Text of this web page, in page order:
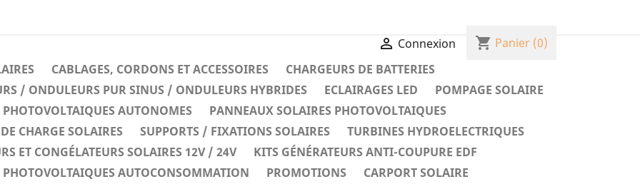
 Connexion shopping_cart Panier (0)
CABLAGES, CORDONS ET ACCESSOIRES
CHARGEURS DE BATTERIES
/ ONDULEURS PUR SINUS / ONDULEURS HYBRIDES
ECLAIRAGES LED
POMPAGE SOLAIRE
PHOTOVOLTAIQUES AUTONOMES
PANNEAUX SOLAIRES PHOTOVOLTAIQUES
CHARGE SOLAIRES
SUPPORTS / FIXATIONS SOLAIRES
TURBINES HYDROELECTRIQUES
ET CONGÉLATEURS SOLAIRES 12V / 24V
KITS GÉNÉRATEURS ANTI-COUPURE EDF
PHOTOVOLTAIQUES AUTOCONSOMMATION
PROMOTIONS CARPORT SOLAIRE